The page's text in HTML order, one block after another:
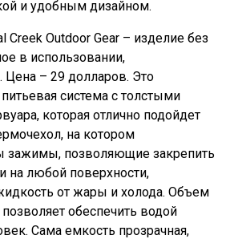
и удобным дизайном.
Creek Outdoor Gear – изделие без
в использовании,
Цена – 29 долларов. Это
система с толстыми
которая отлично подойдет
на котором
зажимы, позволяющие закрепить
на любой поверхности,
от жары и холода. Объем
обеспечить водой
Сама емкость прозрачная,